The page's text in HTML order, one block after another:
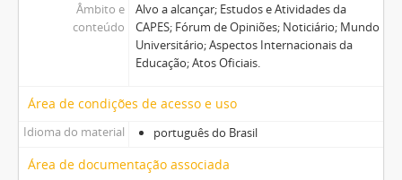
Âmbito e
conteúdo
Alvo a alcançar; Estudos e Atividades da
CAPES; Fórum de Opiniões; Noticiário; Mundo
Universitário; Aspectos Internacionais da
Educação; Atos Oficiais.
Área de condições de acesso e uso
Idioma do material português do Brasil
Área de documentação associada